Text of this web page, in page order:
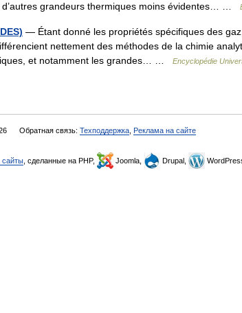
d’autres grandeurs thermiques moins évidentes… …
— Étant donné les propriétés spécifiques des
nettement des méthodes de la chimie
et notamment les grandes… …
Encyclopédie
Обратная связь: Техподдержка Реклама на сайте
сайты , сделанные на PHP, Joomla, Drupal,